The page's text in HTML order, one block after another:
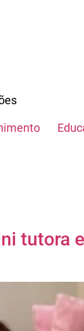
tutora